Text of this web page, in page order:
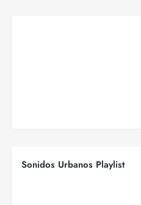
Sonidos Urbanos Playlist